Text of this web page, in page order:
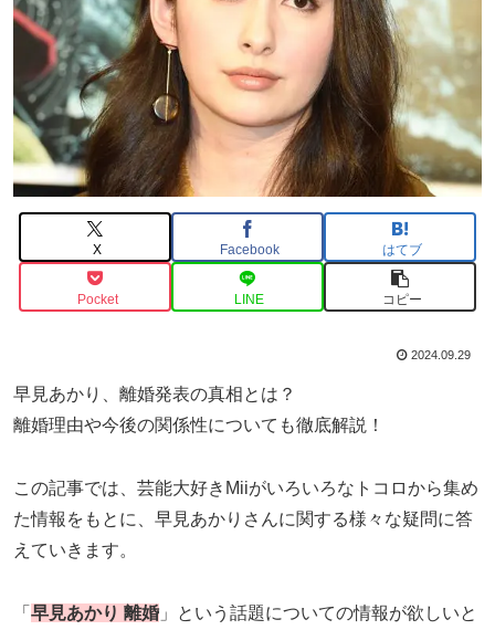
X Facebook はてブ
Pocket LINE コピー
2024.09.29
早見あかり、離婚発表の真相とは？
離婚理由や今後の関係性についても徹底解説！
この記事では、芸能大好きMiiがいろいろなトコロから集め
た情報をもとに、早見あかりさんに関する様々な疑問に答
えていきます。
「 早見あかり 離婚 」という話題についての情報が欲しいと